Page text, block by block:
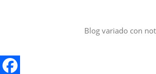
Blog variado con